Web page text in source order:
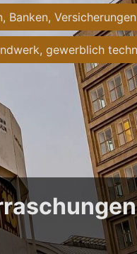
Banken, Versicherungen
gewerblich